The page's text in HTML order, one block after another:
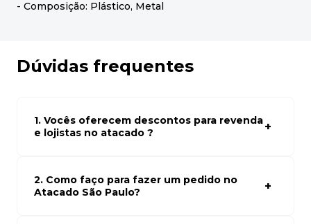
- Composição: Plástico, Metal
Dúvidas frequentes
1. Vocês oferecem descontos para revenda
e lojistas no atacado ?
atacado empresas e compre com os melhores preços
para seu modelo de negócio
2. Como faço para fazer um pedido no
Atacado São Paulo?